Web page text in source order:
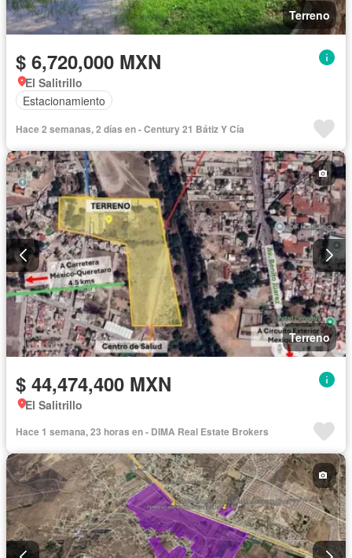
Terreno
$ 6,720,000 MXN
El Salitrillo
Estacionamiento
Hace 2 semanas, 2 días en - Century 21 Bátiz Y Cía
Terreno
$ 44,474,400 MXN
El Salitrillo
Hace 1 semana, 23 horas en - DIMA Real Estate Brokers